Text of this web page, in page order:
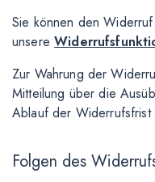
Sie können den
unsere
Zur Wahrung der
Mitteilung über die
Ablauf der Widerrufsfrist
Folgen des